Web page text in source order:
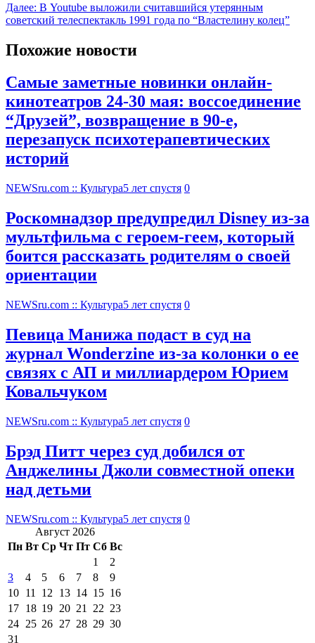
Далее: В Youtube выложили считавшийся утерянным
советский телеспектакль 1991 года по “Властелину колец”
Похожие новости
Самые заметные новинки онлайн-
кинотеатров 24-30 мая: воссоединение
“Друзей”, возвращение в 90-е,
перезапуск психотерапевтических
историй
NEWSru.com :: Культура5 лет спустя 0
Роскомнадзор предупредил Disney из-за
мультфильма c героем-геем, который
боится рассказать родителям о своей
ориентации
NEWSru.com :: Культура5 лет спустя 0
Певица Манижа подаст в суд на
журнал Wonderzine из-за колонки о ее
связях с АП и миллиардером Юрием
Ковальчуком
NEWSru.com :: Культура5 лет спустя 0
Брэд Питт через суд добился от
Анджелины Джоли совместной опеки
над детьми
NEWSru.com :: Культура5 лет спустя 0
Август 2026
Пн Вт Ср Чт Пт Сб Вс
1
2
3
4 5 6 7 8
9
10 11 12 13 14 15 16
17 18 19 20 21 22 23
24 25 26 27 28 29 30
31